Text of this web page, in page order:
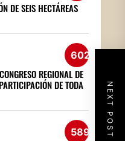
NEXT POST
DE SEIS HECTÁREAS
602
REGIONAL DE
DE TODA
589